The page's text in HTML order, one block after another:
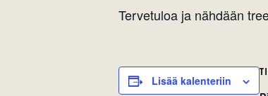
Tervetuloa ja nähdään
Lisää kalenteriin